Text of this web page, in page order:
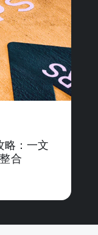
：一文
合